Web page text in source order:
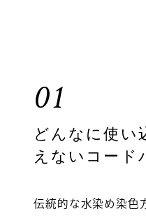
01
どんなに使い
えないコード
伝統的な水染め染色